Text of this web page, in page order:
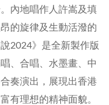
內地唱作人許嵩及填
的旋律及生動活潑的
2024》是全新製作版
、合唱、水墨畫、中
奏演出，展現出香港
有理想的精神面貌。